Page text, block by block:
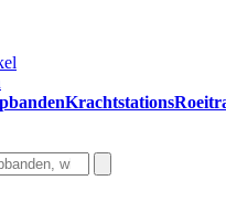
Krachtstations